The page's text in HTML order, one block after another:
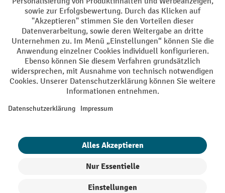
Impressum Datenschutz
Barrierefreiheit Privacy Settings
Alle Preise exkl. gesetzl. Mehrwertsteuer zzgl.Versandkostenund ggf.
Nachnahmegebühren, wenn nicht anders angegeben.
¹ Der Rabatt gilt so lange der Vorrat reicht. Der Rabatt gilt nicht auf
oder Gutscheinen ist nicht möglich. | ² Der Rabatt wird einmalig bei
eingelöst werden. Die Höhe des Rabatts variiert je nach
Produktkategorie und beträgt bis zu 10 % (10 % auf Lager, Umwelt,
Heben | 7% auf Büro). Ausgenommen sind Elektro-Hubwagen,
Ausschluss von Werkzeug. Gilt nicht auf Sonderpreise. Kombination